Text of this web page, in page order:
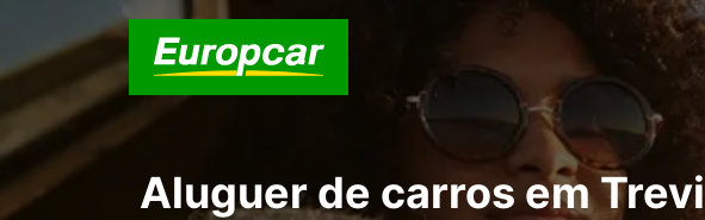
Aluguer de carros em